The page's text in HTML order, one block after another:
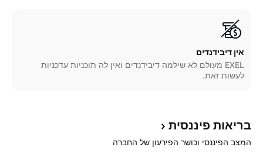
אין דיבידנדים
EXEL מעולם לא שילמה דיבידנדים ואין לה תוכניות עדכניות
לעשות זאת.
בריאות פיננסית
המצב הפיננסי וכושר הפירעון של החברה